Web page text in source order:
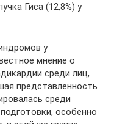
Гиса (12,8%) у
у
мнение о
среди лиц,
представленность
среди
особенно